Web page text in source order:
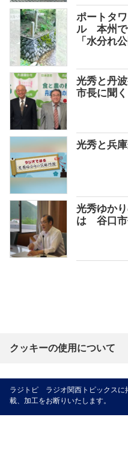
ポートタ
ル 本州で
「水分れ公
光秀と丹
市長に聞く
光秀と兵
光秀ゆか
は 谷口市
クッキーの使用について
ラジトピ ラジオ関西トピックスに
載、加工をお断りいたします。